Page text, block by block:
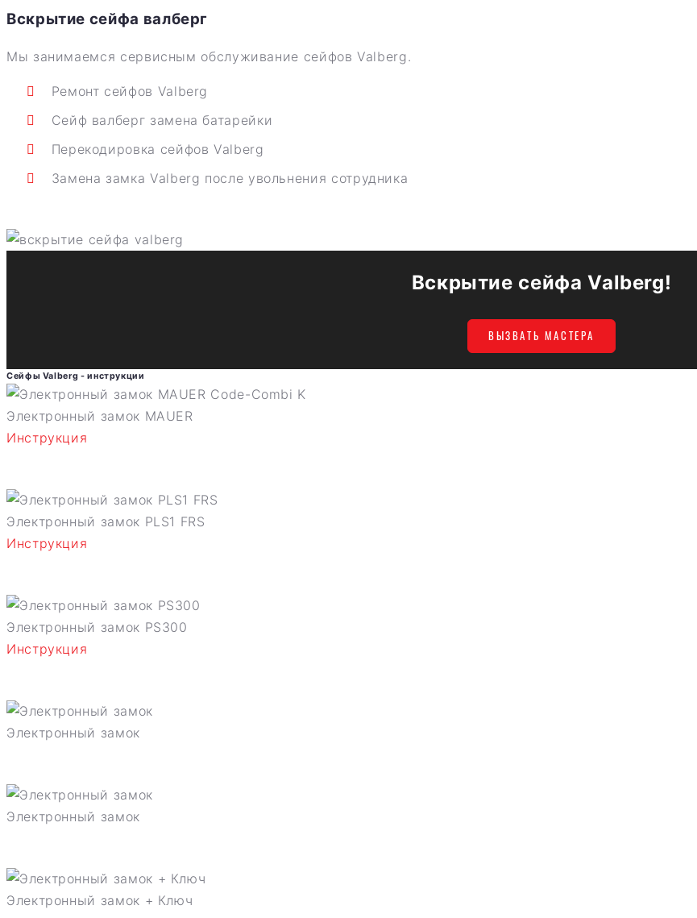
Вскрытие сейфа валберг
Мы занимаемся сервисным обслуживание сейфов Valberg.
Ремонт сейфов Valberg
Сейф валберг замена батарейки
Перекодировка сейфов Valberg
Замена замка Valberg после увольнения сотрудника
Вскрытие сейфа Valberg!
ВЫЗВАТЬ МАСТЕРА
Сейфы Valberg - инструкции
Электронный замок MAUER
Инструкция
Электронный замок PLS1 FRS
Инструкция
Электронный замок PS300
Инструкция
Электронный замок
Электронный замок
Электронный замок + Ключ